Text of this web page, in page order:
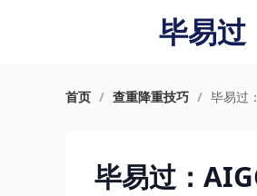
毕易过
首页 / 查重降重技巧 / 毕易过
毕易过：